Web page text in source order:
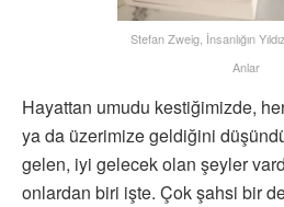
Stefan Zweig, İnsanlığın
Anlar
Hayattan umudu kestiğimizde,
ya da üzerimize geldiğini
gelen, iyi gelecek olan şeyler
onlardan biri işte. Çok şahsi bir